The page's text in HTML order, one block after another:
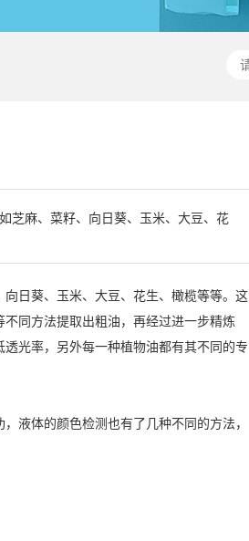
芝麻、菜籽、向日葵、玉米、大豆、花
日葵、玉米、大豆、花生、橄榄等等。这
同方法提取出粗油，再经过进一步精炼
光率，另外每一种植物油都有其不同的专
液体的颜色检测也有了几种不同的方法，